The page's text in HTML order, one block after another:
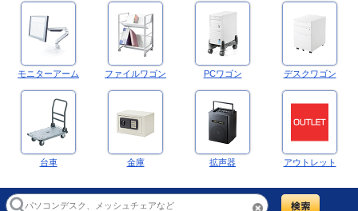
モニターアーム ファイルワゴン PCワゴン デスクワゴン
台車 金庫 拡声器 アウトレット